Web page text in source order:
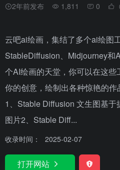
2年前发布 1,811 0
云吧ai绘画，集结了多个ai绘图
StableDiffusion、Midjourney和
个AI绘画的天堂，你可以在这
你的创意，绘制出各种惊艳的作
1、Stable Diffusion 文生图基
图片2、Stable Diff...
收录时间： 2025-02-07
打开网站